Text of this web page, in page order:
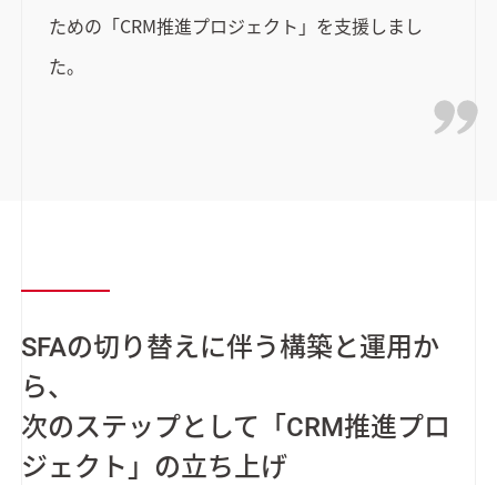
ための「CRM推進プロジェクト」を支援しまし
た。
SFAの切り替えに伴う構築と運用か
ら、
次のステップとして「CRM推進プロ
ジェクト」の立ち上げ